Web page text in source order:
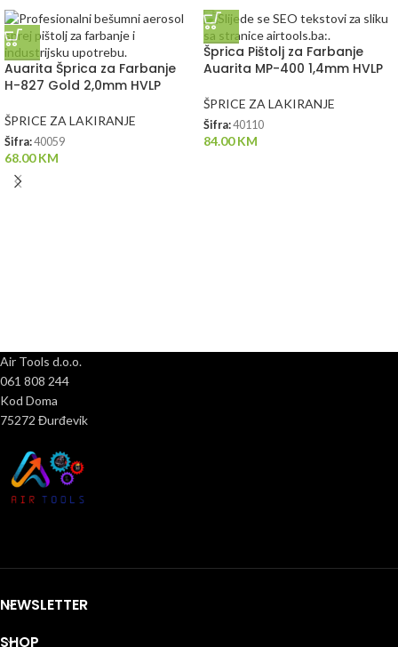
Auarita Šprica za Farbanje
H-827 Gold 2,0mm HVLP
ŠPRICE ZA LAKIRANJE
Šifra:40059
68.00KM
Šprica Pištolj za Farbanje
Auarita MP-400 1,4mm HVLP
ŠPRICE ZA LAKIRANJE
Šifra:40110
84.00KM
Air Tools d.o.o.
061 808 244
Kod Doma
75272 Đurđevik
NEWSLETTER
SHOP